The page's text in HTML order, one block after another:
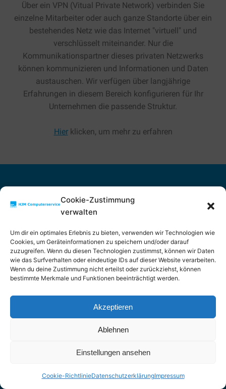
Cookie-Zustimmung
verwalten
Um dir ein optimales Erlebnis zu bieten, verwenden wir Technologien wie
Cookies, um Geräteinformationen zu speichern und/oder darauf
zuzugreifen. Wenn du diesen Technologien zustimmst, können wir Daten
wie das Surfverhalten oder eindeutige IDs auf dieser Website verarbeiten.
Wenn du deine Zustimmung nicht erteilst oder zurückziehst, können
bestimmte Merkmale und Funktionen beeinträchtigt werden.
Akzeptieren
Ablehnen
Einstellungen ansehen
Cookie-RichtlinieDatenschutzerklärungImpressum
Über ein VPN (Vitual Private Network) verbinden Sie
einzelne Mitarbeiter oder auch ganze Standorte über ein
bestehendes Netz wie das Internet "virtuell" und
verschlüsselt miteinander. Nur die
Kommunikationspartner dieses privaten Netzwerks
können kommunizieren und Informationen und Daten
austauschen. Wir verfügen über langjährige
Erfahrungen in diesem Bereich konfigurieren für Ihr
Unternehmen die passende Struktur.
Hierklicken, um mehr zu erfahren
HJM-Computerservice
47169 Duisburg
KONTAKT
Telefon 0203 98 70 45 30
Fax 0203 98 70 45 40